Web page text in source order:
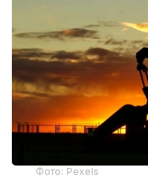
Фото: Pexels